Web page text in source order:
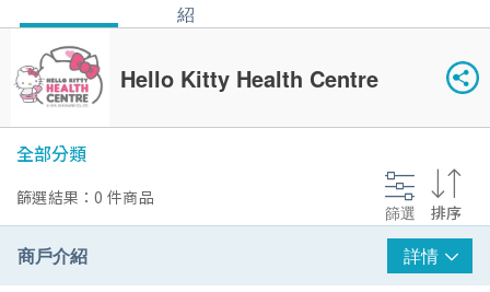
紹
Hello Kitty Health Centre
全部分類
篩選結果：0 件商品
篩選 排序
商戶介紹 詳情